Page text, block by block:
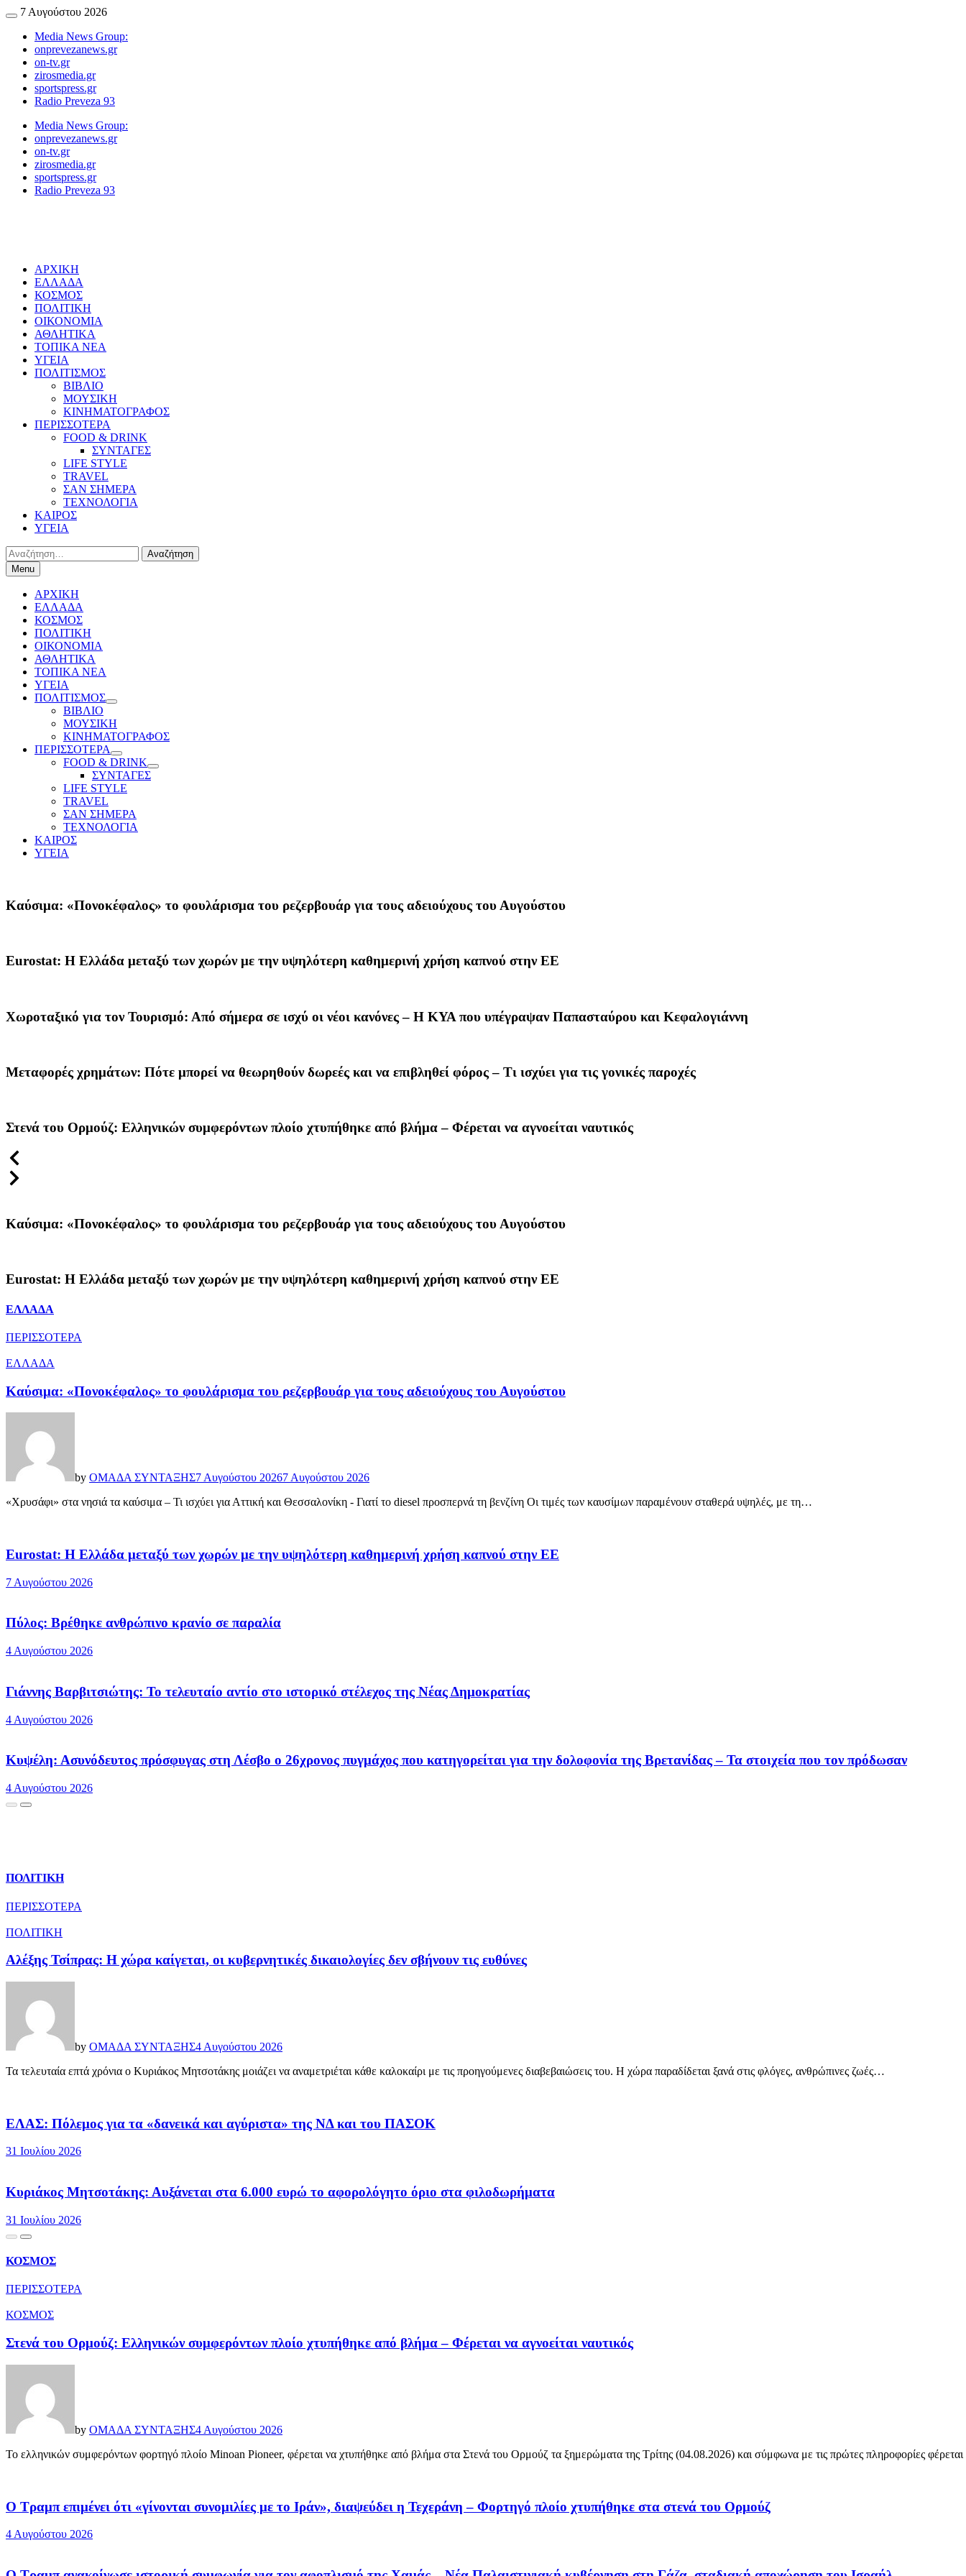
Skip
content
Menu
7 Αυγούστου 2026
Media News Group:
onprevezanews.gr
on-tv.gr
zirosmedia.gr
sportspress.gr
Radio Preveza 93
Media News Group:
onprevezanews.gr
on-tv.gr
zirosmedia.gr
sportspress.gr
Radio Preveza 93
ΑΡΧΙΚΗ
ΕΛΛΑΔΑ
ΚΟΣΜΟΣ
ΠΟΛΙΤΙΚΗ
ΟΙΚΟΝΟΜΙΑ
ΑΘΛΗΤΙΚΑ
ΤΟΠΙΚΑ ΝΕΑ
ΥΓΕΙΑ
ΠΟΛΙΤΙΣΜΟΣ
ΒΙΒΛΙΟ
ΜΟΥΣΙΚΗ
ΚΙΝΗΜΑΤΟΓΡΑΦΟΣ
ΠΕΡΙΣΣΟΤΕΡΑ
FOOD & DRINK
ΣΥΝΤΑΓΕΣ
LIFE STYLE
TRAVEL
ΣΑΝ ΣΗΜΕΡΑ
ΤΕΧΝΟΛΟΓΙΑ
ΚΑΙΡΟΣ
ΥΓΕΙΑ
Αναζήτηση
για:Menu
ΑΡΧΙΚΗ
ΕΛΛΑΔΑ
ΚΟΣΜΟΣ
ΠΟΛΙΤΙΚΗ
ΟΙΚΟΝΟΜΙΑ
ΑΘΛΗΤΙΚΑ
ΤΟΠΙΚΑ ΝΕΑ
ΥΓΕΙΑ
ΠΟΛΙΤΙΣΜΟΣ
Show
sub
menu
ΒΙΒΛΙΟ
ΜΟΥΣΙΚΗ
ΚΙΝΗΜΑΤΟΓΡΑΦΟΣ
ΠΕΡΙΣΣΟΤΕΡΑ
Show
sub
menu
FOOD & DRINK
Show
ΣΥΝΤΑΓΕΣ
LIFE STYLE
TRAVEL
ΣΑΝ ΣΗΜΕΡΑ
ΤΕΧΝΟΛΟΓΙΑ
ΚΑΙΡΟΣ
ΥΓΕΙΑ
Καύσιμα: «Πονοκέφαλος» το φουλάρισμα του ρεζερβουάρ για τους αδειούχους του Αυγούστου
Eurostat: Η Ελλάδα μεταξύ των χωρών με την υψηλότερη καθημερινή χρήση καπνού στην ΕΕ
Χωροταξικό για τον Τουρισμό: Από σήμερα σε ισχύ οι νέοι κανόνες – Η ΚΥΑ που υπέγραψαν Παπασταύρου και Κεφαλογιάννη
Μεταφορές χρημάτων: Πότε μπορεί να θεωρηθούν δωρεές και να επιβληθεί φόρος – Τι ισχύει για τις γονικές παροχές
Στενά του Ορμούζ: Ελληνικών συμφερόντων πλοίο χτυπήθηκε από βλήμα – Φέρεται να αγνοείται ναυτικός
Καύσιμα: «Πονοκέφαλος» το φουλάρισμα του ρεζερβουάρ για τους αδειούχους του Αυγούστου
Eurostat: Η Ελλάδα μεταξύ των χωρών με την υψηλότερη καθημερινή χρήση καπνού στην ΕΕ
ΕΛΛΑΔΑ
ΠΕΡΙΣΣΟΤΕΡΑ
ΕΛΛΑΔΑ
Καύσιμα: «Πονοκέφαλος» το φουλάρισμα του ρεζερβουάρ για τους αδειούχους του Αυγούστου
by ΟΜΑΔΑ ΣΥΝΤΑΞΗΣ7 Αυγούστου 20267 Αυγούστου 2026
«Χρυσάφι» στα νησιά τα καύσιμα – Τι ισχύει για Αττική και Θεσσαλονίκη - Γιατί το diesel προσπερνά τη βενζίνη Οι τιμές των καυσίμων παραμένουν σταθερά υψηλές, με τη…
Eurostat: Η Ελλάδα μεταξύ των χωρών με την υψηλότερη καθημερινή χρήση καπνού στην ΕΕ
7 Αυγούστου 2026
Πύλος: Βρέθηκε ανθρώπινο κρανίο σε παραλία
4 Αυγούστου 2026
Γιάννης Βαρβιτσιώτης: Το τελευταίο αντίο στο ιστορικό στέλεχος της Νέας Δημοκρατίας
4 Αυγούστου 2026
Κυψέλη: Ασυνόδευτος πρόσφυγας στη Λέσβο ο 26χρονος πυγμάχος που κατηγορείται για την δολοφονία της Βρετανίδας – Τα στοιχεία που τον πρόδωσαν
4 Αυγούστου 2026
ΠΟΛΙΤΙΚΗ
ΠΕΡΙΣΣΟΤΕΡΑ
ΠΟΛΙΤΙΚΗ
Αλέξης Τσίπρας: Η χώρα καίγεται, οι κυβερνητικές δικαιολογίες δεν σβήνουν τις ευθύνες
by ΟΜΑΔΑ ΣΥΝΤΑΞΗΣ4 Αυγούστου 2026
Τα τελευταία επτά χρόνια ο Κυριάκος Μητσοτάκης μοιάζει να αναμετριέται κάθε καλοκαίρι με τις προηγούμενες διαβεβαιώσεις του. Η χώρα παραδίδεται ξανά στις φλόγες, ανθρώπινες ζωές…
ΕΛΑΣ: Πόλεμος για τα «δανεικά και αγύριστα» της ΝΔ και του ΠΑΣΟΚ
31 Ιουλίου 2026
Κυριάκος Μητσοτάκης: Αυξάνεται στα 6.000 ευρώ το αφορολόγητο όριο στα φιλοδωρήματα
31 Ιουλίου 2026
ΚΟΣΜΟΣ
ΠΕΡΙΣΣΟΤΕΡΑ
ΚΟΣΜΟΣ
Στενά του Ορμούζ: Ελληνικών συμφερόντων πλοίο χτυπήθηκε από βλήμα – Φέρεται να αγνοείται ναυτικός
by ΟΜΑΔΑ ΣΥΝΤΑΞΗΣ4 Αυγούστου 2026
Το ελληνικών συμφερόντων φορτηγό πλοίο Minoan Pioneer, φέρεται να χτυπήθηκε από βλήμα στα Στενά του Ορμούζ τα ξημερώματα της Τρίτης (04.08.2026) και σύμφωνα με τις πρώτες πληροφορίες
Ο Τραμπ επιμένει ότι «γίνονται συνομιλίες με το Ιράν», διαψεύδει η Τεχεράνη – Φορτηγό πλοίο χτυπήθηκε στα στενά του Ορμούζ
4 Αυγούστου 2026